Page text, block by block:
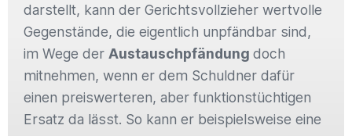
darstellt, kann der Gerichtsvollzieher wertvolle
Gegenstände, die eigentlich unpfändbar sind,
im Wege der Austauschpfändung doch
mitnehmen, wenn er dem Schuldner dafür
einen preiswerteren, aber funktionstüchtigen
Ersatz da lässt. So kann er beispielsweise eine